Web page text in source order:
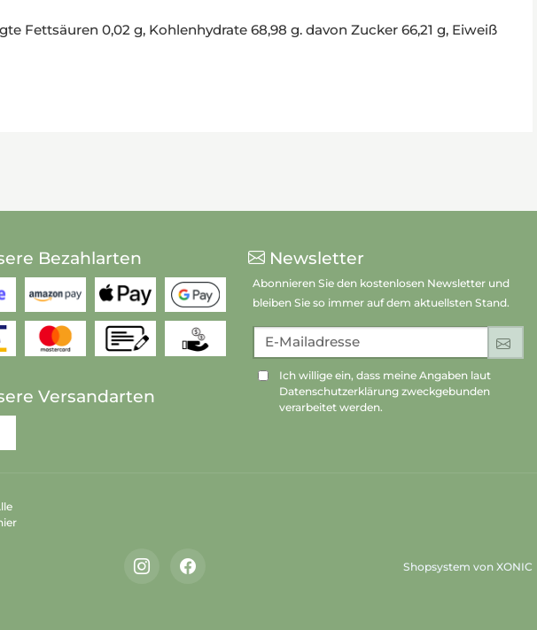
Fettsäuren 0,02 g, Kohlenhydrate 68,98 g. davon Zucker 66,21 g, Eiweiß
Bezahlarten
Versandarten
Newsletter
Abonnieren Sie den kostenlosen Newsletter und
bleiben Sie so immer auf dem aktuellsten Stand.
E-Mailadresse
Ich willige ein, dass meine Angaben laut
Datenschutzerklärung zweckgebunden
verarbeitet werden.
InstagramFacebook Shopsystem von XONIC